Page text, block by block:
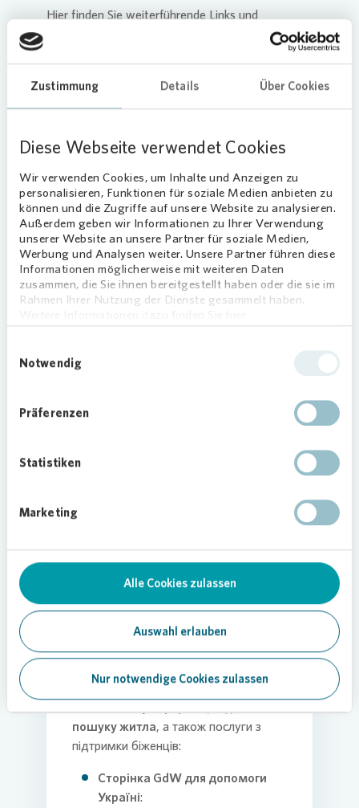
Zustimmung Details Über Cookies
Diese Webseite verwendet Cookies
Wir verwenden Cookies, um Inhalte und Anzeigen zu
personalisieren, Funktionen für soziale Medien anbieten zu
können und die Zugriffe auf unsere Website zu analysieren.
Außerdem geben wir Informationen zu Ihrer Verwendung
unserer Website an unsere Partner für soziale Medien,
Werbung und Analysen weiter. Unsere Partner führen diese
Informationen möglicherweise mit weiteren Daten
zusammen, die Sie ihnen bereitgestellt haben oder die sie im
Rahmen Ihrer Nutzung der Dienste gesammelt haben.
Notwendig
Präferenzen
Statistiken
Marketing
Alle Cookies zulassen
Auswahl erlauben
Nur notwendige Cookies zulassen
Hier finden Sie weiterführende Links und
Kontaktmöglichkeiten für die Wohnungssuche
und Unterstützungsangebote für Geflüchtete:
GdW-Seite Ukraine-Hilfe
www.gdw.de/wohnungswirtschaft-hilft-
E-Mail:ukrainehilfe@gdw.de
Land NRW:www.land.nrw/ukraine
Наша допомога людям з
Ми допомагаємо людям, які
швидко та без бюрократії
прибувати до нас і віднаходити
адміністраціями по всій Німеччині, які
займаються розподілом помешкань.
+49234 414 700945
kontakt.vonovia.de
Тут ви знайдете додаткові посилання
пошуку житла, а також послуги з
підтримки біженців:
Сторінка GdW для допомоги
Україні: